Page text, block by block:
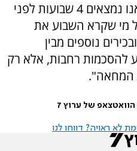
ממארגני ההפגנות נמסר: "אנו נמצאים 4 שבועות לפני
מי שקרא השבוע את
נוספים מבין
להסכמות רחבות, אלא רק
המחאה".
של ערוץ 7
לא ראויה? דווחו לנו